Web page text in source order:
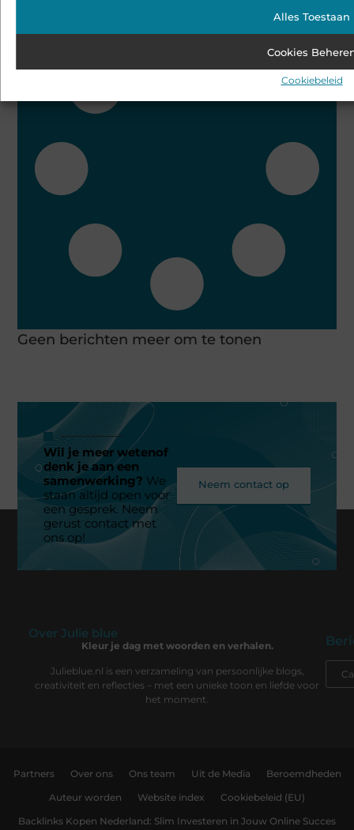
Alles Toestaan
Cookies
Cookiebeleid
Bekijk alle artikelen over dit onderwerp
Geen berichten meer om te tonen
Wil je meer wetenof
denk je aan een
samenwerking? We
staan altijd open voor
een gesprek. Neem
gerust contact met
ons op!
Neem contact op
Over Julie blue
Kleur je dag met woorden en verhalen.
Julieblue.nl is een verzameling van persoonlijke blogs,
creativiteit en reflecties – met een unieke toon en liefde voor
het moment.
Partners Over ons Ons team Uit de Media Beroemdheden
Auteur worden Website index Cookiebeleid (EU)
Backlinks Kopen Nederland: Slim Investeren in Jouw Online Succes